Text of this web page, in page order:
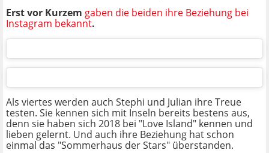
Erst vor Kurzem gaben die beiden ihre Beziehung bei
Instagram bekannt.
Als viertes werden auch Stephi und Julian ihre Treue
testen. Sie kennen sich mit Inseln bereits bestens aus,
denn sie haben sich 2018 bei "Love Island" kennen und
lieben gelernt. Und auch ihre Beziehung hat schon
einmal das "Sommerhaus der Stars" überstanden.